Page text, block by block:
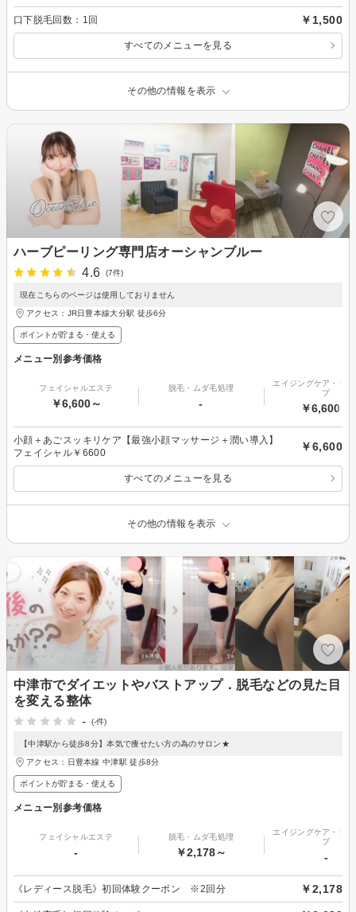
口下脱毛回数：1回 ￥1,500
すべてのメニューを見る
その他の情報を表示
ハーブピーリング専門店オーシャンブルー
4.6
(7件)
現在こちらのページは使用しておりません
アクセス：JR日豊本線大分駅 徒歩6分
ポイントが貯まる・使える
メニュー別参考価格
フェイシャルエステ
￥6,600～
脱毛・ムダ毛処理
-
エイジングケア・リ
プ
￥6,600～
小顔＋あごスッキリケア【最強小顔マッサージ＋潤い導入】
フェイシャル￥6600
￥6,600
すべてのメニューを見る
その他の情報を表示
中津市でダイエットやバストアップ．脱毛などの見た目
を変える整体
-
(-件)
【中津駅から徒歩8分】本気で痩せたい方の為のサロン★
アクセス：日豊本線 中津駅 徒歩8分
ポイントが貯まる・使える
メニュー別参考価格
フェイシャルエステ
-
脱毛・ムダ毛処理
￥2,178～
エイジングケア・リ
プ
-
《レディース脱毛》初回体験クーポン ※2回分 ￥2,178